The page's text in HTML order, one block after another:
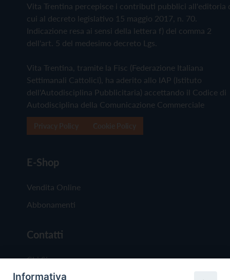
Vita Trentina percepisce i contributi pubblici all'editoria
cui al decreto legislativo 15 maggio 2017, n. 70.
Indicazione resa ai sensi della lettera f) del comma 2
dell'art. 5 del medesimo decreto Lgs.
Vita Trentina, tramite la Fisc (Federazione Italiana
Settimanali Cattolici), ha aderito allo IAP (Istituto
dell'Autodisciplina Pubblicitaria) accettando il Codice di
Autodisciplina della Comunicazione Commerciale
E-Shop
Vendita Online
Abbonamenti
Contatti
Chi Siamo
Redazione
Informativa